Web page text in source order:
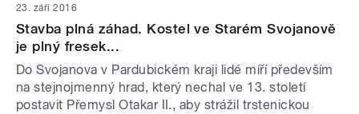
23. září 2016
Stavba plná záhad. Kostel ve Starém Svojanově
je plný fresek...
Do Svojanova v Pardubickém kraji lidé míří především
na stejnojmenný hrad, který nechal ve 13. století
postavit Přemysl Otakar II., aby strážil trstenickou